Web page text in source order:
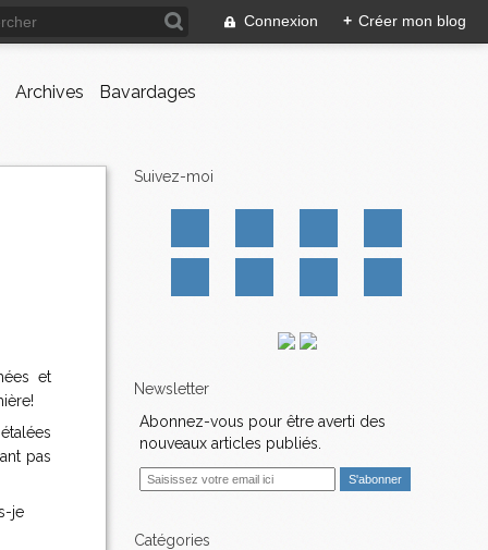
Connexion + Créer mon blog
Archives Bavardages
et
pas
je
Suivez-moi
Newsletter
Abonnez-vous pour être averti des
nouveaux articles publiés.
i Catégories